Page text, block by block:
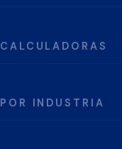
CALCULADORAS
POR INDUSTRIA